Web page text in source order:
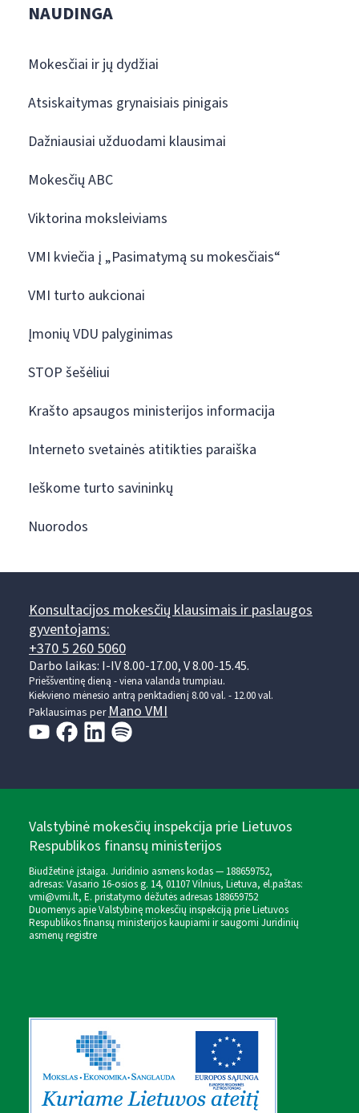
NAUDINGA
Mokesčiai ir jų dydžiai
Atsiskaitymas grynaisiais pinigais
Dažniausiai užduodami klausimai
Mokesčių ABC
Viktorina moksleiviams
VMI kviečia į „Pasimatymą su mokesčiais“
VMI turto aukcionai
Įmonių VDU palyginimas
STOP šešėliui
Krašto apsaugos ministerijos informacija
Interneto svetainės atitikties paraiška
Ieškome turto savininkų
Nuorodos
Konsultacijos mokesčių klausimais ir paslaugos
gyventojams:
+370 5 260 5060
Darbo laikas: I-IV 8.00-17.00, V 8.00-15.45.
Prieššventinę dieną - viena valanda trumpiau.
Kiekvieno mėnesio antrą penktadienį 8.00 val. - 12.00 val.
Paklausimas perMano VMI
Valstybinė mokesčių inspekcija prie Lietuvos
Respublikos finansų ministerijos
Biudžetinė įstaiga. Juridinio asmens kodas — 188659752,
adresas: Vasario 16-osios g. 14, 01107 Vilnius, Lietuva, el.paštas:
vmi@vmi.lt, E. pristatymo dėžutės adresas 188659752
Duomenys apie Valstybinę mokesčių inspekciją prie Lietuvos
Respublikos finansų ministerijos kaupiami ir saugomi Juridinių
asmenų registre